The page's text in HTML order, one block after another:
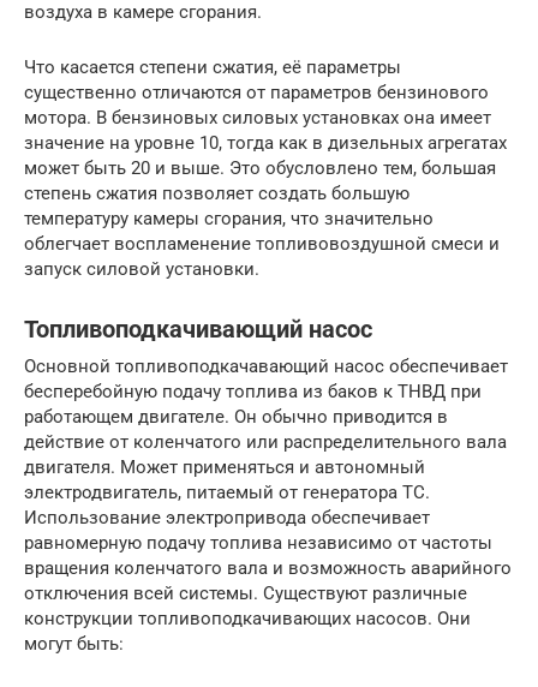
воздуха в камере сгорания.
Что касается степени сжатия, её параметры
существенно отличаются от параметров бензинового
мотора. В бензиновых силовых установках она имеет
значение на уровне 10, тогда как в дизельных агрегатах
может быть 20 и выше. Это обусловлено тем, большая
степень сжатия позволяет создать большую
температуру камеры сгорания, что значительно
облегчает воспламенение топливовоздушной смеси и
запуск силовой установки.
Топливоподкачивающий насос
Основной топливоподкачавающий насос обеспечивает
бесперебойную подачу топлива из баков к ТНВД при
работающем двигателе. Он обычно приводится в
действие от коленчатого или распределительного вала
двигателя. Может применяться и автономный
электродвигатель, питаемый от генератора ТС.
Использование электропривода обеспечивает
равномерную подачу топлива независимо от частоты
вращения коленчатого вала и возможность аварийного
отключения всей системы. Существуют различные
конструкции топливоподкачивающих насосов. Они
могут быть: